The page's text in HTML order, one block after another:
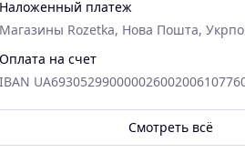
Наложенный платеж
Магазины Rozetka, Нова Пошта,
Оплата на счет
IBAN
Смотреть всё